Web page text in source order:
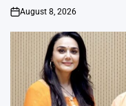
on
August 8, 2026